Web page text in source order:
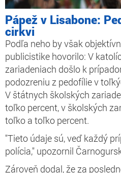
Pápež v Lisabone:
cirkvi
Podľa neho by však
publicistike hovorilo: V
zariadeniach došlo k
podozreniu z pedofílie v
V štátnych školských
toľko percent, v školských
toľko a toľko percent.
"Tieto údaje sú, veď každý
polícia," upozornil
Zároveň dodal, že za